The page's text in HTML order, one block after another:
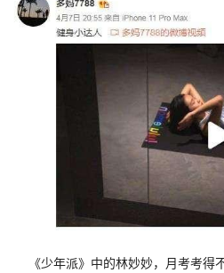
《少年派》中的林妙妙，月考考